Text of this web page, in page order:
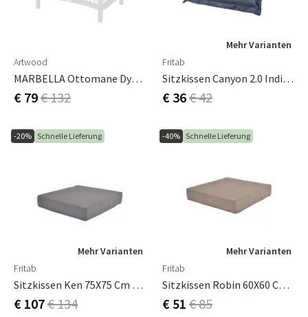
Artwood
MARBELLA Ottomane Dyna Nature
€ 79€ 132
Mehr Varianten
Fritab
Sitzkissen Canyon 2.0 Indigo
€ 36€ 42
-20% Schnelle Lieferung
Mehr Varianten
Fritab
Sitzkissen Ken 75X75 Cm Gray
€ 107€ 134
-40% Schnelle Lieferung
Mehr Varianten
Fritab
Sitzkissen Robin 60X60 Cm Taupe
€ 51 € 85